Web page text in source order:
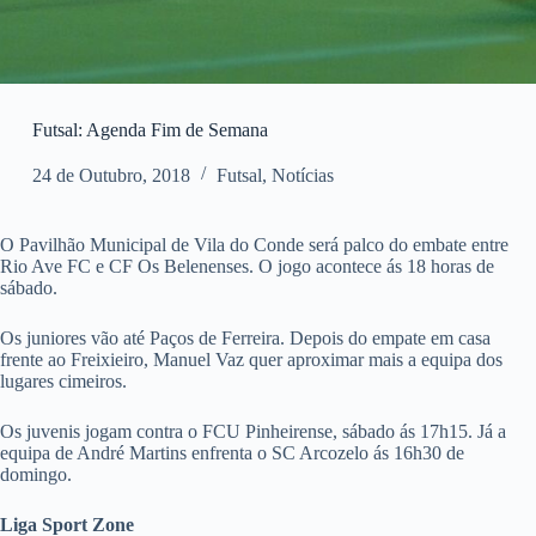
Futsal: Agenda Fim de Semana
24 de Outubro, 2018 Futsal, Notícias
O Pavilhão Municipal de Vila do Conde será palco do embate entre
Rio Ave FC e CF Os Belenenses. O jogo acontece ás 18 horas de
sábado.
Os juniores vão até Paços de Ferreira. Depois do empate em casa
frente ao Freixieiro, Manuel Vaz quer aproximar mais a equipa dos
lugares cimeiros.
Os juvenis jogam contra o FCU Pinheirense, sábado ás 17h15. Já a
equipa de André Martins enfrenta o SC Arcozelo ás 16h30 de
domingo.
Liga Sport Zone